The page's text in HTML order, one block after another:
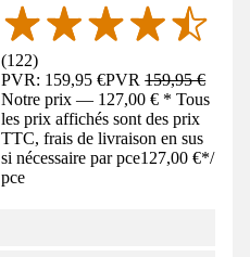
(122)
PVR: 159,95 €PVR159,95 €
Notre prix — 127,00 € * Tous
les prix affichés sont des prix
TTC, frais de livraison en sus
si nécessaire par pce127,00 €*/
pce